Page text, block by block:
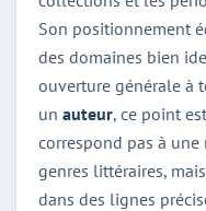
Son positionnement
des domaines bien
ouverture générale à
un auteur, ce point
correspond pas à
genres littéraires,
dans des lignes